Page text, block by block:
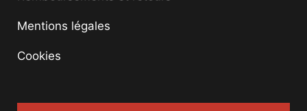
Mentions légales
Cookies